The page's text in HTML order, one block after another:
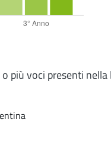
più voci presenti nella